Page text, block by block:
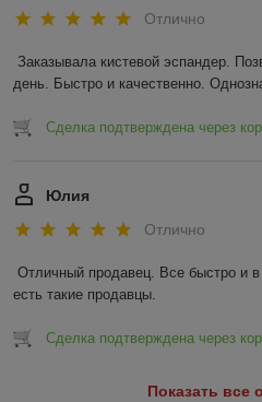
Отлично
Заказывала кистевой эспандер.
день. Быстро и качественно.
Сделка подтверждена через
Юлия
Отлично
Отличный продавец. Все быстро и
есть такие продавцы.
Сделка подтверждена через
Показать все